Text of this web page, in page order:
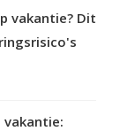
vakantie? Dit
vakantie: